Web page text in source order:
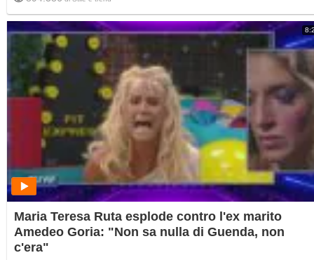
Maria Teresa Ruta esplode contro l'ex marito
Amedeo Goria: "Non sa nulla di Guenda, non
c'era"